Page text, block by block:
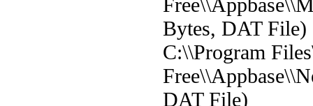
Bytes, DAT File)
C:\\Program
DAT File)